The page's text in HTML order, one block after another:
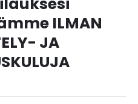
ILMAN
JA